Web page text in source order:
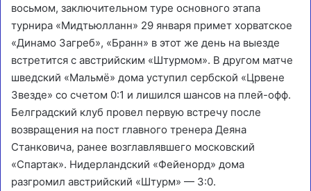
восьмом, заключительном туре основного этапа
турнира «Мидтьюлланн» 29 января примет хорватское
«Динамо Загреб», «Бранн» в этот же день на выезде
встретится с австрийским «Штурмом». В другом матче
шведский «Мальмё» дома уступил сербской «Црвене
Звезде» со счетом 0:1 и лишился шансов на плей-офф.
Белградский клуб провел первую встречу после
возвращения на пост главного тренера Деяна
Станковича, ранее возглавлявшего московский
«Спартак». Нидерландский «Фейенорд» дома
разгромил австрийский «Штурм» — 3:0.